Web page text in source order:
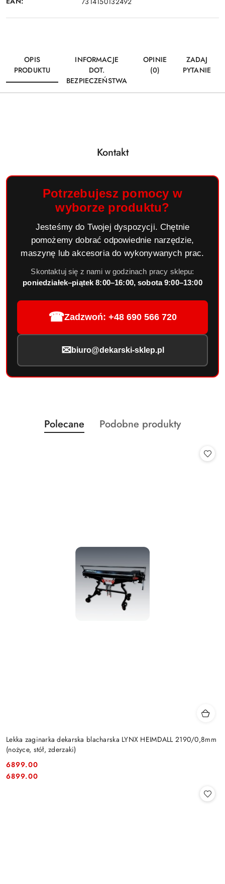
OPIS
PRODUKTU
INFORMACJE
DOT.
BEZPIECZEŃSTWA
OPINIE
(0)
ZADAJ
PYTANIE
Kontakt
Potrzebujesz pomocy w
wyborze produktu?
Jesteśmy do Twojej dyspozycji. Chętnie
pomożemy dobrać odpowiednie narzędzie,
maszynę lub akcesoria do wykonywanych prac.
Skontaktuj się z nami w godzinach pracy sklepu:
poniedziałek–piątek 8:00–16:00, sobota 9:00–13:00
☎Zadzwoń: +48 690 566 720
✉ biuro@dekarski-sklep.pl
Pomiń karuzelę produktów
Produkty
o
Polecane
Produkty
Podobne produkty
Lekka zaginarka dekarska blacharska LYNX HEIMDALL 2190/0,8mm
(nożyce, stół, zderzaki)
Cena:
6899.00
Cena:
6899.00